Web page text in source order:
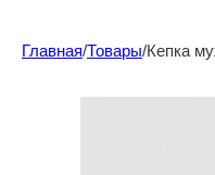
Главная/Товары/Кепка